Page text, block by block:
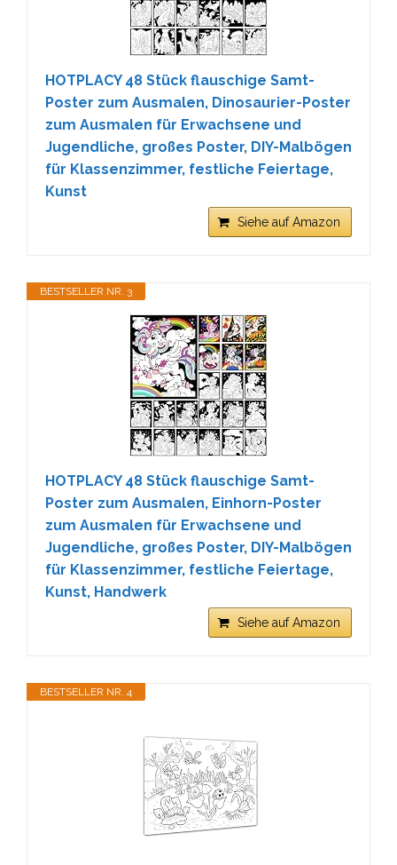
HOTPLACY 48 Stück flauschige Samt-
Poster zum Ausmalen, Dinosaurier-Poster
zum Ausmalen für Erwachsene und
Jugendliche, großes Poster, DIY-Malbögen
für Klassenzimmer, festliche Feiertage,
Kunst
Siehe auf Amazon
BESTSELLER NR. 3
HOTPLACY 48 Stück flauschige Samt-
Poster zum Ausmalen, Einhorn-Poster
zum Ausmalen für Erwachsene und
Jugendliche, großes Poster, DIY-Malbögen
für Klassenzimmer, festliche Feiertage,
Kunst, Handwerk
Siehe auf Amazon
BESTSELLER NR. 4